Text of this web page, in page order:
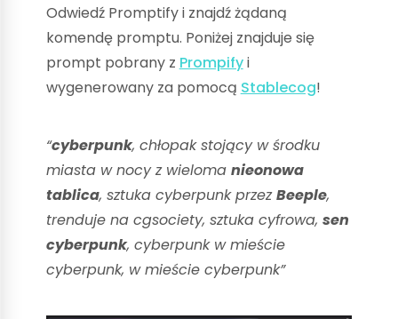
Odwiedź Promptify i znajdź żądaną
komendę promptu. Poniżej znajduje się
prompt pobrany z Prompifyi
wygenerowany za pomocą Stablecog!
“cyberpunk, chłopak stojący w środku
miasta w nocy z wieloma nieonowa
tablica, sztuka cyberpunk przezBeeple,
trenduje na cgsociety, sztuka cyfrowa, sen
cyberpunk, cyberpunk w mieście
cyberpunk, w mieście cyberpunk”